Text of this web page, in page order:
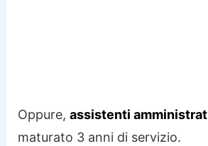
Oppure,assistenti
maturato 3 anni di servizio.